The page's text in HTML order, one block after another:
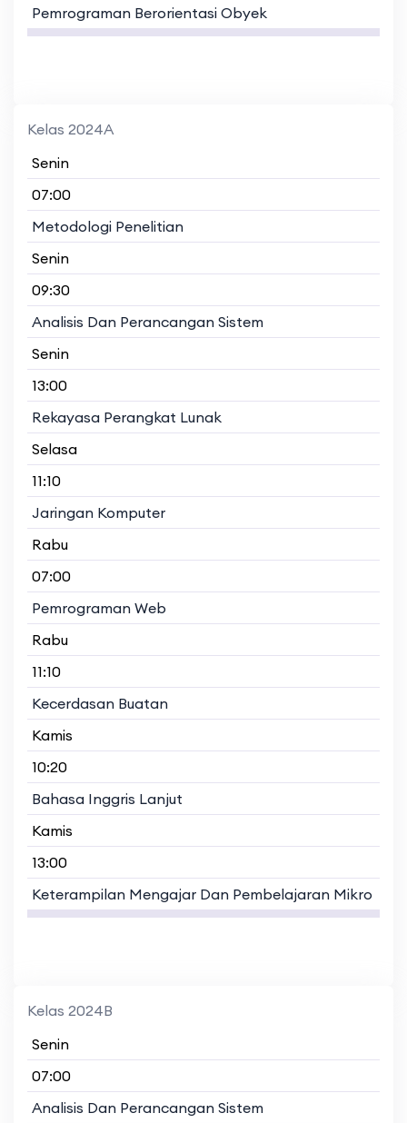
Pemrograman Berorientasi Obyek
Kelas 2024A
Senin
07:00
Metodologi Penelitian
Senin
09:30
Analisis Dan Perancangan Sistem
Senin
13:00
Rekayasa Perangkat Lunak
Selasa
11:10
Jaringan Komputer
Rabu
07:00
Pemrograman Web
Rabu
11:10
Kecerdasan Buatan
Kamis
10:20
Bahasa Inggris Lanjut
Kamis
13:00
Keterampilan Mengajar Dan Pembelajaran Mikro
Kelas 2024B
Senin
07:00
Analisis Dan Perancangan Sistem